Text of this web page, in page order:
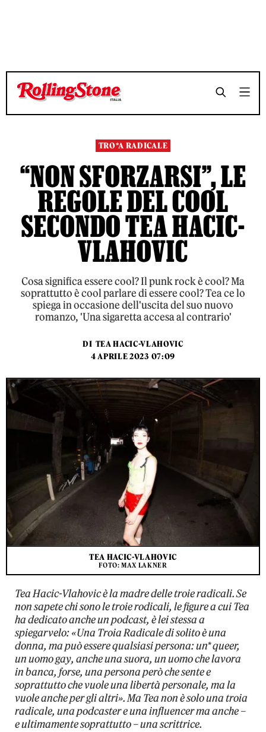
TEMPO DI LETTURA 7 MINUTI SHARE
TEMPO DI LETTURA 7 MINUTI SHARE
TRO*A RADICALE
“NON SFORZARSI”, LE
REGOLE DEL COOL
SECONDO TEA HACIC-
VLAHOVIC
Cosa significa essere cool? Il punk rock è cool? Ma
soprattutto è cool parlare di essere cool? Tea ce lo
spiega in occasione dell'uscita del suo nuovo
romanzo, 'Una sigaretta accesa al contrario'
DI TEA HACIC-VLAHOVIC
4 APRILE 2023 07:09
TEA HACIC-VLAHOVIC
FOTO: MAX LAKNER
Tea Hacic-Vlahovic è la madre delle troie radicali. Se
non sapete chi sono le troie rodicali, le figure a cui Tea
ha dedicato anche un podcast, è lei stessa a
spiegarvelo: «Una Troia Radicale di solito è una
donna, ma può essere qualsiasi persona: un* queer,
un uomo gay, anche una suora, un uomo che lavora
in banca, forse, una persona però che sente e
soprattutto che vuole una libertà personale, ma la
vuole anche per gli altri». Ma Tea non è solo una troia
radicale, una podcaster e una influencer ma anche –
e ultimamente soprattutto – una scrittrice.